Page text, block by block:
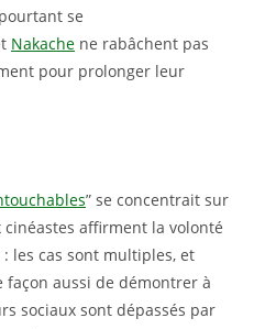
se
Nakache ne rabâchent pas
pour prolonger leur
” se concentrait sur
cinéastes affirment la volonté
les cas sont multiples, et
aussi de démontrer à
sociaux sont dépassés par